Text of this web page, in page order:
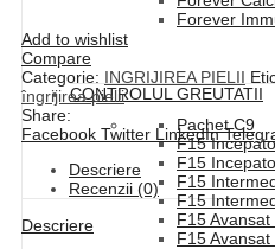
Forever
CONTROLUL GREUTATII
Pachet C9
F15
F15
F15
F15
F15 Avansat
F15 Avansat
Add to wishlist
Compare
Categorie: INGRIJIREA PIELII
îngrijirea pielii
Share:
Facebook Twitter LinkedIn
Descriere
Recenzii (0)
Descriere